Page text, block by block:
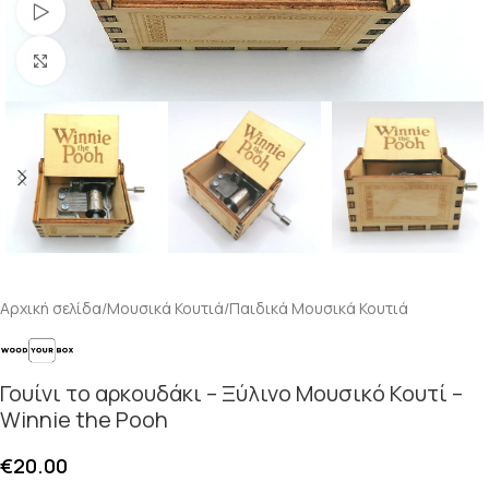
Δείτε το βίντεο
Κλικ για μεγέθυνση
Αρχική σελίδα/Μουσικά Κουτιά/Παιδικά Μουσικά Κουτιά
Γουίνι το αρκουδάκι – Ξύλινο Μουσικό Κουτί –
Winnie the Pooh
€20.00